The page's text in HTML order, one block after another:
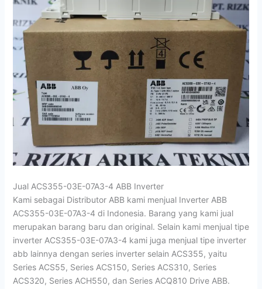
Jual ACS355-03E-07A3-4 ABB Inverter
Kami sebagai Distributor ABB kami menjual Inverter ABB
ACS355-03E-07A3-4 di Indonesia. Barang yang kami jual
merupakan barang baru dan original. Selain kami menjual tipe
inverter ACS355-03E-07A3-4 kami juga menjual tipe inverter
abb lainnya dengan series inverter selain ACS355, yaitu
Series ACS55, Series ACS150, Series ACS310, Series
ACS320, Series ACH550, dan Series ACQ810 Drive ABB.